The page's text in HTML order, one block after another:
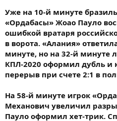
Уже на 10-й минуте
«Ордабасы» Жоао Пауло
ошибкой вратаря
в ворота. «Алания»
минуте, но на 32-й минуте
КПЛ-2020 оформил дубль
перерыв при счете 2:1 в
На 58-й минуте игрок
Механович увеличил
Пауло оформил хет-трик.